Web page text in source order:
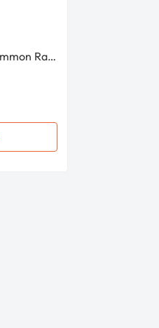
Limpia Inyector Diesel Common Rail Petroleo Liqui Moly 250ml